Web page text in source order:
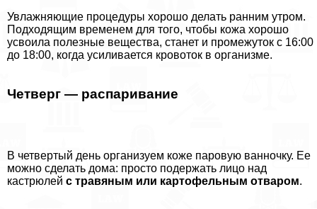
Увлажняющие процедуры хорошо делать ранним утром.
Подходящим временем для того, чтобы кожа хорошо
усвоила полезные вещества, станет и промежуток с 16:00
до 18:00, когда усиливается кровоток в организме.
Четверг — распаривание
В четвертый день организуем коже паровую ванночку. Ее
можно сделать дома: просто подержать лицо над
кастрюлей с травяным или картофельным отваром.